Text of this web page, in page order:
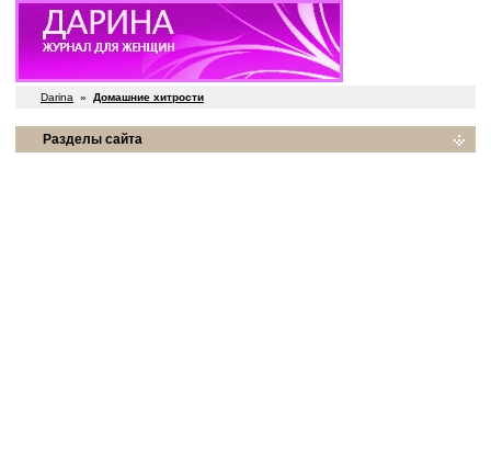
Darina » Домашние хитрости
Разделы сайта